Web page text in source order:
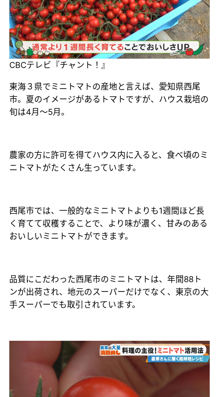
CBCテレビ『チャント！』
東海３県でミニトマトの産地と言えば、愛知県西尾
市。夏のイメージがあるトマトですが、ハウス栽培の
旬は4月～5月。
農家の方に許可を得てハウス内に入ると、食べ頃のミ
ニトマトがたくさん生っています。
西尾市では、一般的なミニトマトよりも1週間ほど長
く育てて収穫することで、より味が濃く、甘みのある
おいしいミニトマトができます。
品質にこだわった西尾市のミニトマトは、年間88ト
ンが出荷され、地元のスーパーだけでなく、東京の大
手スーパーでも取引されています。